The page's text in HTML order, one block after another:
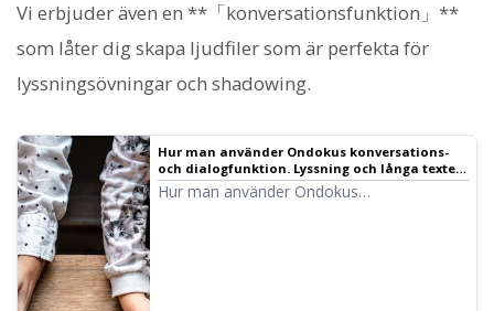
Vi erbjuder även en **「konversationsfunktion」**
som låter dig skapa ljudfiler som är perfekta för
lyssningsövningar och shadowing.
Hur man använder Ondokus konversations-
och dialogfunktion. Lyssning och långa texter
blir smidigare med talsyntes!
Hur man använder Ondokus